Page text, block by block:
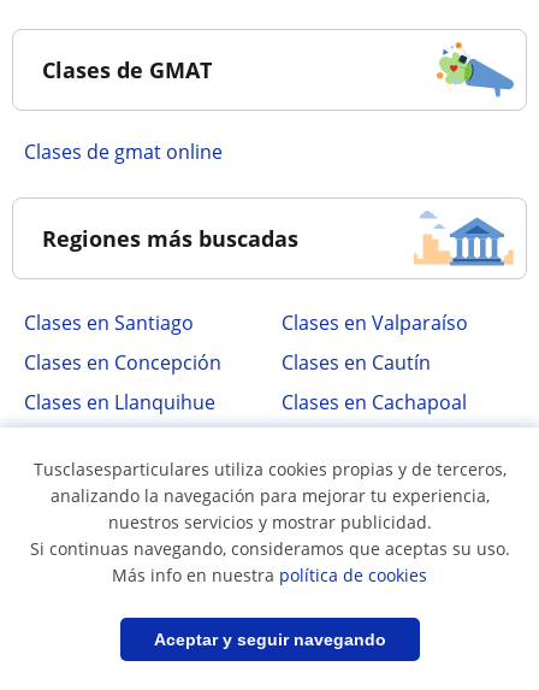
Guardar búsqueda
Clases de GMAT
Clases de gmat online
Regiones más buscadas
Clases en Santiago
Clases en Valparaíso
Clases en Concepción
Clases en Cautín
Clases en Llanquihue
Clases en Cachapoal
Clases en Marga Marga
Clases en Valdivia
Clases en Ñuble
Clases en Antofagasta
Clases en Biobío
Clases más buscadas
Tusclasesparticulares utiliza cookies propias y de terceros,
analizando la navegación para mejorar tu experiencia,
nuestros servicios y mostrar publicidad.
Si continuas navegando, consideramos que aceptas su uso.
Más info en nuestra política de cookies
Aceptar y seguir navegando